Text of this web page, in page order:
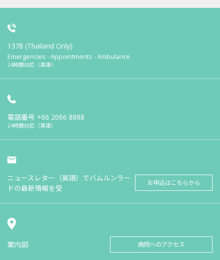
1378 (Thailand Only)
Emergencies - Appointments - Ambulance
24時間対応（英語）
電話番号 +66 2066 8888
24時間対応（英語）
ニュースレター（英語）でバムルンラー
ドの最新情報を受
お申込はこちらから
案内図 病院へのアクセス